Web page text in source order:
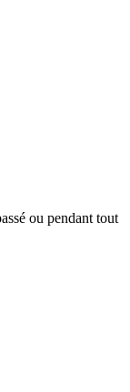
ou pendant tout